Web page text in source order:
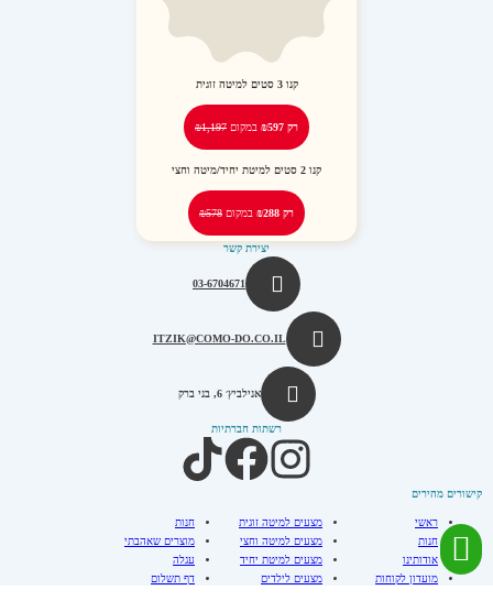
קנו3 סטים למיטה זוגית
רק ₪597 במקום ₪1,197
קנו 2 סטים למיטת יחיד/מיטה וחצי
רק ₪288 במקום ₪578
יצירת קשר
03-6704671
ITZIK@COMO-DO.CO.IL
אנילביץ׳ 6, בני ברק
רשתות חברתיות
קישורים מהירים
ראשי
חנות
אודותינו
מועדון לקוחות
מצעים למיטה זוגית
מצעים למיטה וחצי
מצעים למיטת יחיד
מצעים לילדים
חנות
מוצרים שאהבתי
עגלה
דף תשלום